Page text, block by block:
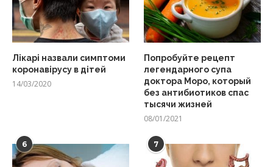
Лікарі назвали симптоми
коронавірусу в дітей
14/03/2020
Попробуйте рецепт
легендарного супа
доктора Моро, который
без антибиотиков спас
тысячи жизней
08/01/2021
6 7